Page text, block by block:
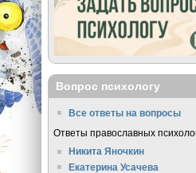
Вопрос психологу
Все ответы на вопросы
Ответы православных
Никита Яночкин
Екатерина Усачева